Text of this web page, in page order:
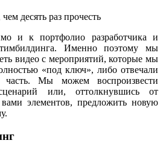
десять раз прочесть
и к портфолио разработчика и
Именно поэтому мы
видео с мероприятий, которые мы
«под ключ», либо отвечали
Мы можем воспроизвести
или, оттолкнувшись от
элементов, предложить новую